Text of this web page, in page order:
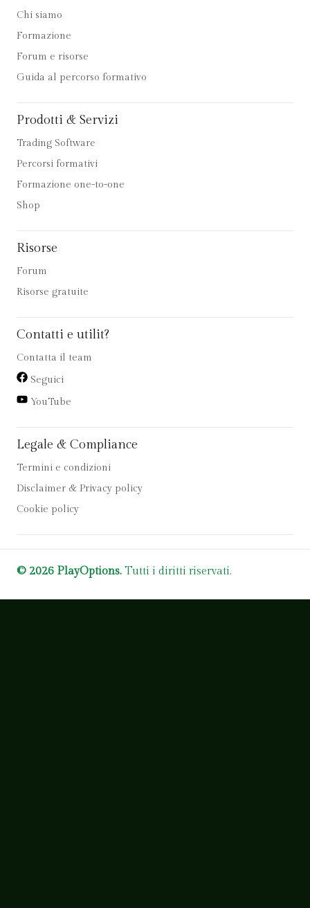
Chi siamo
Formazione
Forum e risorse
Guida al percorso formativo
Prodotti & Servizi
Trading Software
Percorsi formativi
Formazione one-to-one
Shop
Risorse
Forum
Risorse gratuite
Contatti e utilit?
Contatta il team
Seguici
YouTube
Legale & Compliance
Termini e condizioni
Disclaimer & Privacy policy
Cookie policy
© 2026 PlayOptions. Tutti i diritti riservati.